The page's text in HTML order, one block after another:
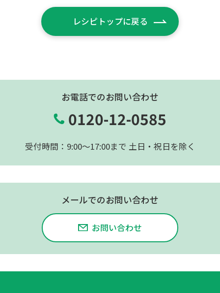
レシピトップに戻る
お電話でのお問い合わせ
0120-12-0585
受付時間：9:00〜17:00まで 土日・祝日を除く
メールでのお問い合わせ
お問い合わせ